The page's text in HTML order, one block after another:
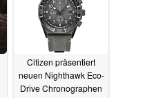
Citizen präsentiert
neuen Nighthawk Eco-
Drive Chronographen